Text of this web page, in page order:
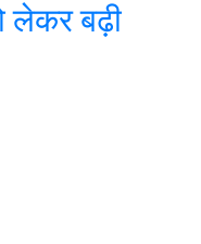
लेकर बढ़ी